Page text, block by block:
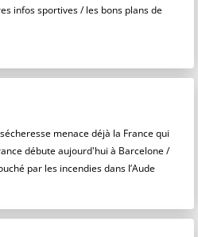
infos sportives / les bons plans de
menace déjà la France qui
débute aujourd'hui à Barcelone /
par les incendies dans l’Aude